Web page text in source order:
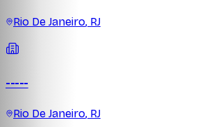
Rio De Janeiro, RJ
-----
Rio De Janeiro, RJ